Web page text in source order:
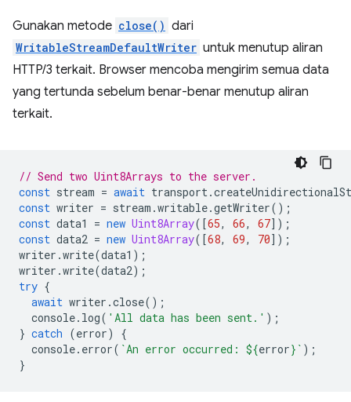
Gunakan metode close() dari
WritableStreamDefaultWriter untuk menutup aliran
HTTP/3 terkait. Browser mencoba mengirim semua data
yang tertunda sebelum benar-benar menutup aliran
terkait.
// Send two Uint8Arrays to the server.
const stream = await transport.
const writer = stream .writable.getWriter();
const data1 = new Uint8Array([65, 66, 67]);
const data2 = new Uint8Array([68, 69, 70]);
writer .write(data1 );
writer .write(data2);
try {
await writer .close();
console. log( 'All data has been sent.' );
} catch (error)
{
console. error( `An error occurred: ${error} ` );
}